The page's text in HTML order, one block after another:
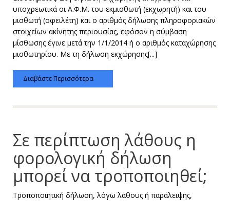
υποχρεωτικά οι Α.Φ.Μ. του εκμισθωτή (εκχωρητή) και του
μισθωτή (οφειλέτη) και ο αριθμός δήλωσης πληροφοριακών
στοιχείων ακίνητης περιουσίας, εφόσον η σύμβαση
μίσθωσης έγινε μετά την 1/1/2014 ή ο αριθμός καταχώρησης
μισθωτηρίου. Με τη δήλωση εκχώρησης[...]
Διαβάστε Περισσότερα
Σε περίπτωση λάθους η
φορολογική δήλωση
μπορεί να τροποποιηθεί;
Τροποποιητική δήλωση, λόγω λάθους ή παράλειψης,